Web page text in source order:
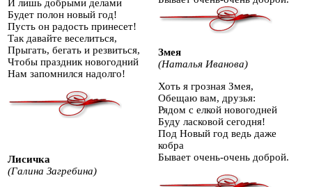
И лишь добрыми делами
Будет полон новый год!
Пусть он радость принесет!
Так давайте веселиться,
Прыгать, бегать и резвиться,
Чтобы праздник новогодний
Нам запомнился надолго!
Лисичка
(Галина Загребина)
Змея
(Наталья Иванова)
Хоть я грозная Змея,
Обещаю вам, друзья:
Рядом с елкой новогодней
Буду ласковой сегодня!
Под Новый год ведь даже
кобра
Бывает очень-очень доброй.